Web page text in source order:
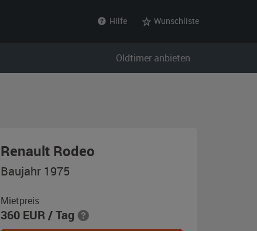
Hilfe Wunschliste
Oldtimer anbieten
Renault Rodeo
Baujahr 1975
Mietpreis
360 EUR/ Tag